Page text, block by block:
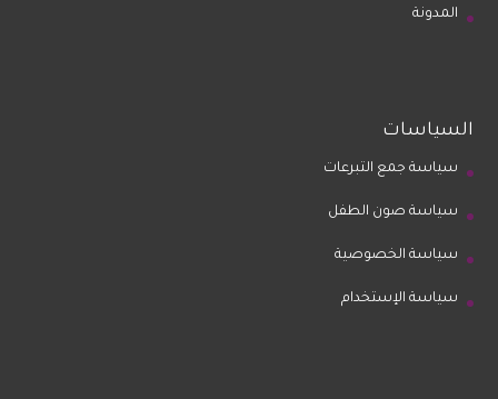
المدونة
السياسات
سياسة جمع التبرعات
سياسة صون الطفل
سياسة الخصوصية
سياسة الإستخدام